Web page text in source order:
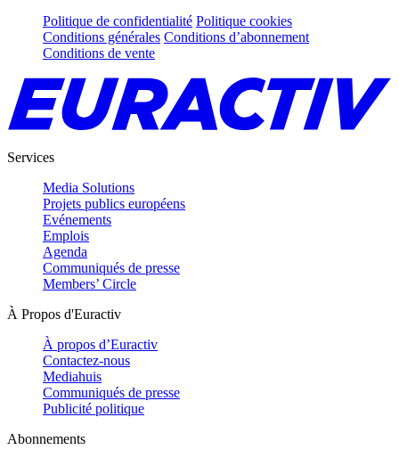
Politique de confidentialité Politique cookies
Conditions générales Conditions d’abonnement
Conditions de vente
Services
Media Solutions
Projets publics européens
Evénements
Emplois
Agenda
Communiqués de presse
Members’ Circle
À Propos d'Euractiv
À propos d’Euractiv
Contactez-nous
Mediahuis
Communiqués de presse
Publicité politique
Abonnements